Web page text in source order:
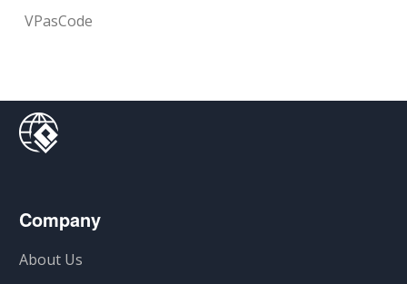
VPasCode
Company
About Us